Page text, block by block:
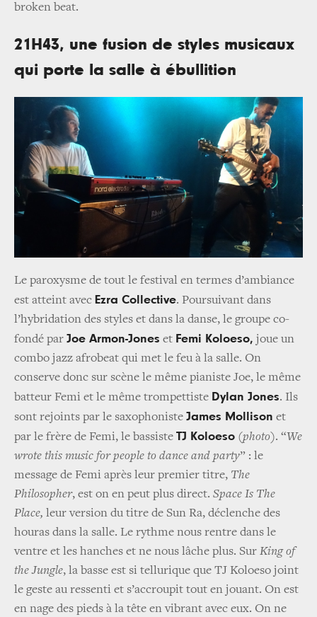
broken beat.
21H43, une fusion de styles musicaux
qui porte la salle à ébullition
Le paroxysme de tout le festival en termes d’ambiance
est atteint avec Ezra Collective. Poursuivant dans
l’hybridation des styles et dans la danse, le groupe co-
fondé par Joe Armon-Jones et Femi Koloeso, joue un
combo jazz afrobeat qui met le feu à la salle. On
conserve donc sur scène le même pianiste Joe, le même
batteur Femi et le même trompettiste Dylan Jones. Ils
sont rejoints par le saxophoniste James Mollison et
par le frère de Femi, le bassiste TJ Koloeso (photo). “We
wrote this music for people to dance and party” : le
message de Femi après leur premier titre, The
Philosopher, est on en peut plus direct. Space Is The
Place, leur version du titre de Sun Ra, déclenche des
houras dans la salle. Le rythme nous rentre dans le
ventre et les hanches et ne nous lâche plus. Sur King of
the Jungle, la basse est si tellurique que TJ Koloeso joint
le geste au ressenti et s’accroupit tout en jouant. On est
en nage des pieds à la tête en vibrant avec eux. On ne